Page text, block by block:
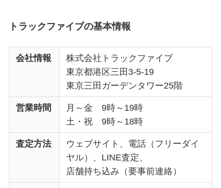
トラックファイブの基本情報
会社情報
株式会社トラックファイブ
東京都港区三田3-5-19
東京三田ガーデンタワー25階
営業時間
月～金 9時～19時
土・祝 9時～18時
査定方法
ウェブサイト、電話（フリーダイ
ヤル）、LINE査定、
店舗持ち込み（要事前連絡）